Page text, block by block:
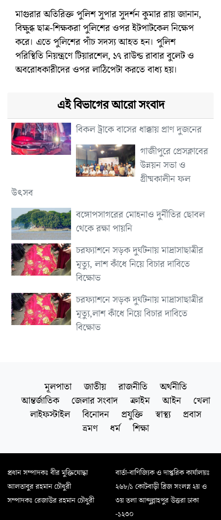
মাগুরার অতিরিক্ত পুলিশ সুপার সুদর্শন কুমার রায় জানান,
বিক্ষুব্ধ ছাত্র-শিক্ষকরা পুলিশের ওপর ইটপাটকেল নিক্ষেপ
করে। এতে পুলিশের পাঁচ সদস্য আহত হন। পুলিশ
পরিস্থিতি নিয়ন্ত্রণে টিয়ারশেল, ১৭ রাউন্ড রাবার বুলেট ও
অবরোধকারীদের ওপর লাঠিপেটা করতে বাধ্য হয়।
এই বিভাগের আরো সংবাদ
বিকল ট্রাকে বাসের ধাক্কায় প্রাণ দুজনের
গাজীপুরে প্রেসক্লাবের
উন্নয়ন সভা ও
গ্রীষ্মকালীন ফল
উৎসব
বঙ্গোপসাগরের মোহনাও দুর্নীতির ছোবল
থেকে রক্ষা পায়নি
চরফ্যাশনে সড়ক দুর্ঘটনায় মাদ্রাসাছাত্রীর
মৃত্যু, লাশ কাঁধে নিয়ে বিচার দাবিতে
বিক্ষোভ
চরফ্যাশনে সড়ক দুর্ঘটনায় মাদ্রাসাছাত্রীর
মৃত্যু,লাশ কাঁধে নিয়ে বিচার দাবিতে
বিক্ষোভ
মূলপাতা জাতীয় রাজনীতি
অর্থনীতি
আন্তর্জাতিক
জেলার সংবাদ ক্রাইম আইন
খেলা
লাইফস্টাইল
বিনোদন প্রযুক্তি স্বাস্থ্য
প্রবাস
ভ্রমণ
ধর্ম শিক্ষা
প্রধান সম্পাদকঃ বীর মুক্তিযোদ্ধা
আলতাবুর রহমান চৌধুরী
সম্পাদকঃ রেজাউর রহমান চৌধুরী
বার্তা-বাণিজ্যিক ও দাপ্তরিক কার্যালয়ঃ
২৬৮/১ কোটবাড়ী ব্রিজ সংলগ্ন ২য় ও
৩য় তলা আব্দুল্লাহপুর উত্তরা ঢাকা
-১২৩০